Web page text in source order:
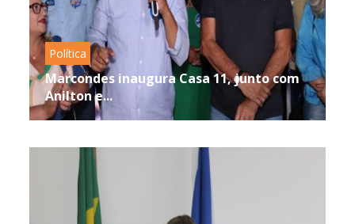
Política
Marcondes inaugura Casa 11, junto com
Anilton e...